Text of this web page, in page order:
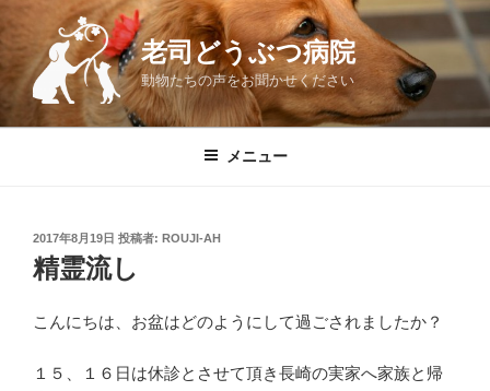
ン
テ
老司どうぶつ病院
動物たちの声をお聞かせください
メニュー
投
稿
日:
2017年8月19日 投稿者: ROUJI-AH
精霊流し
こんにちは、お盆はどのようにして過ごされましたか？
１５、１６日は休診とさせて頂き長崎の実家へ家族と帰